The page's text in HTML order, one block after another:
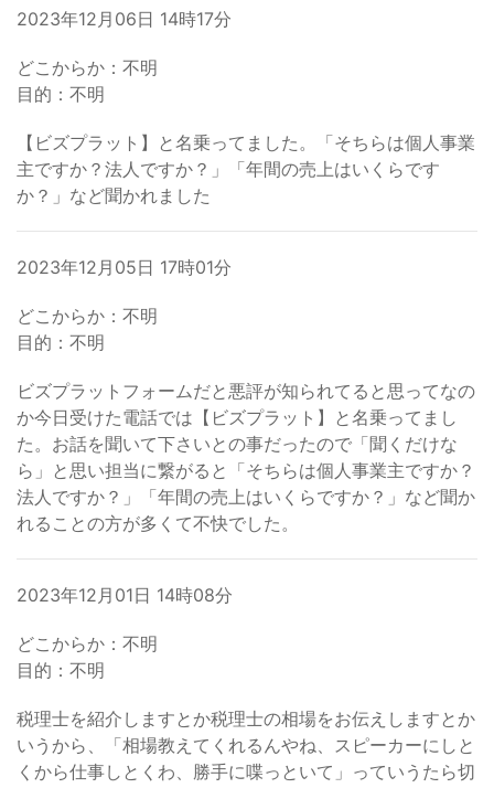
2023年12月06日 14時17分
どこからか：不明
目的：不明
【ビズプラット】と名乗ってました。「そちらは個人事業
主ですか？法人ですか？」「年間の売上はいくらです
か？」など聞かれました
2023年12月05日 17時01分
どこからか：不明
目的：不明
ビズプラットフォームだと悪評が知られてると思ってなの
か今日受けた電話では【ビズプラット】と名乗ってまし
た。お話を聞いて下さいとの事だったので「聞くだけな
ら」と思い担当に繋がると「そちらは個人事業主ですか？
法人ですか？」「年間の売上はいくらですか？」など聞か
れることの方が多くて不快でした。
2023年12月01日 14時08分
どこからか：不明
目的：不明
税理士を紹介しますとか税理士の相場をお伝えしますとか
いうから、「相場教えてくれるんやね、スピーカーにしと
くから仕事しとくわ、勝手に喋っといて」っていうたら切